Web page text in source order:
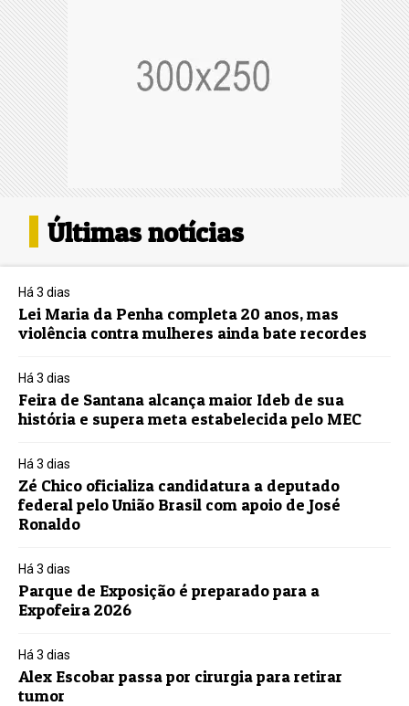
Últimas notícias
Há 3 dias
Lei Maria da Penha completa 20 anos, mas
violência contra mulheres ainda bate recordes
Há 3 dias
Feira de Santana alcança maior Ideb de sua
história e supera meta estabelecida pelo MEC
Há 3 dias
Zé Chico oficializa candidatura a deputado
federal pelo União Brasil com apoio de José
Ronaldo
Há 3 dias
Parque de Exposição é preparado para a
Expofeira 2026
Há 3 dias
Alex Escobar passa por cirurgia para retirar
tumor